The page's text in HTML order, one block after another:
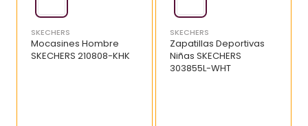
SKECHERS
Mocasines Hombre
SKECHERS 210808-KHK
SKECHERS
Zapatillas Deportivas
Niñas SKECHERS
303855L-WHT